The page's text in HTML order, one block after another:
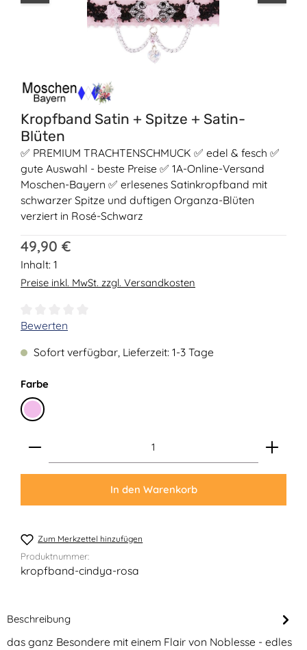
Kropfband Satin + Spitze + Satin-
Blüten
✅ PREMIUM TRACHTENSCHMUCK ✅ edel & fesch ✅
gute Auswahl - beste Preise ✅ 1A-Online-Versand
Moschen-Bayern ✅ erlesenes Satinkropfband mit
schwarzer Spitze und duftigen Organza-Blüten
verziert in Rosé-Schwarz
Regulärer Preis:
49,90 €
Inhalt: 1
Preise inkl. MwSt. zzgl. Versandkosten
Durchschnittliche Bewertung von 0 von 5 Sternen
Bewerten
Sofort verfügbar, Lieferzeit: 1-3 Tage
Farbeauswählen
Rosa
Produkt Anzahl: Gib den gewünschten Wert ein
In den Warenkorb
Zum Merkzettel hinzufügen
Produktnummer:
kropfband-cindya-rosa
Beschreibung
das ganz Besondere mit einem Flair von Noblesse - edles